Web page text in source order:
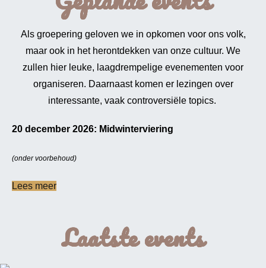
Als groepering geloven we in opkomen voor ons volk,
maar ook in het herontdekken van onze cultuur. We
zullen hier leuke, laagdrempelige evenementen voor
organiseren. Daarnaast komen er lezingen over
interessante, vaak controversiële topics.
20 december 2026: Midwinterviering
(onder voorbehoud)
Lees meer
Laatste events